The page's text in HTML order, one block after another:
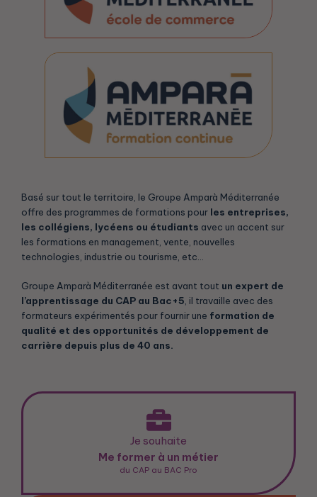
Basé sur tout le territoire, le Groupe Amparà Méditerranée
offre des programmes de formations pour les entreprises,
les collégiens, lycéens ou étudiants avec un accent sur
les formations en management, vente, nouvelles
technologies, industrie ou tourisme, etc…
Groupe Amparà Méditerranée est avant tout un expert de
l’apprentissage du CAP au Bac+5, il travaille avec des
formateurs expérimentés pour fournir une formation de
qualité et des opportunités de développement de
carrière depuis plus de 40 ans.
Je souhaite
Me former à un métier
du CAP au BAC Pro